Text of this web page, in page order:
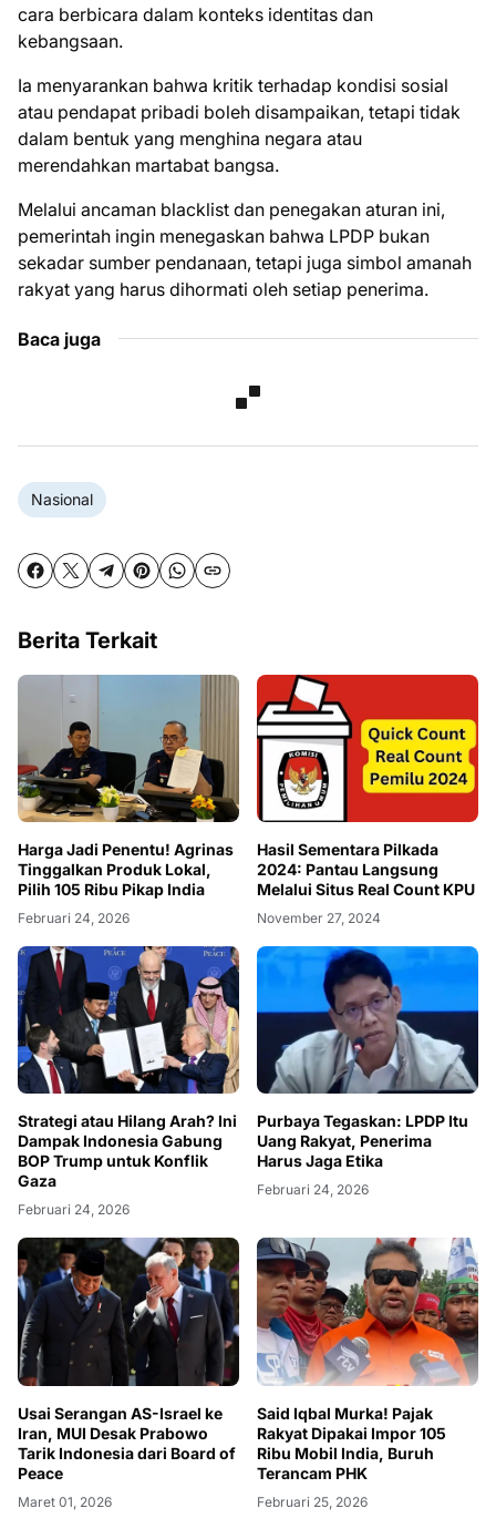
cara berbicara dalam konteks identitas dan
kebangsaan.
Ia menyarankan bahwa kritik terhadap kondisi sosial
atau pendapat pribadi boleh disampaikan, tetapi tidak
dalam bentuk yang menghina negara atau
merendahkan martabat bangsa.
Melalui ancaman blacklist dan penegakan aturan ini,
pemerintah ingin menegaskan bahwa LPDP bukan
sekadar sumber pendanaan, tetapi juga simbol amanah
rakyat yang harus dihormati oleh setiap penerima.
Baca juga
Nasional
Berita Terkait
Harga Jadi Penentu! Agrinas
Tinggalkan Produk Lokal,
Pilih 105 Ribu Pikap India
Februari 24, 2026
Hasil Sementara Pilkada
2024: Pantau Langsung
Melalui Situs Real Count KPU
November 27, 2024
Strategi atau Hilang Arah? Ini
Dampak Indonesia Gabung
BOP Trump untuk Konflik
Gaza
Februari 24, 2026
Purbaya Tegaskan: LPDP Itu
Uang Rakyat, Penerima
Harus Jaga Etika
Februari 24, 2026
Usai Serangan AS-Israel ke
Iran, MUI Desak Prabowo
Tarik Indonesia dari Board of
Peace
Maret 01, 2026
Said Iqbal Murka! Pajak
Rakyat Dipakai Impor 105
Ribu Mobil India, Buruh
Terancam PHK
Februari 25, 2026